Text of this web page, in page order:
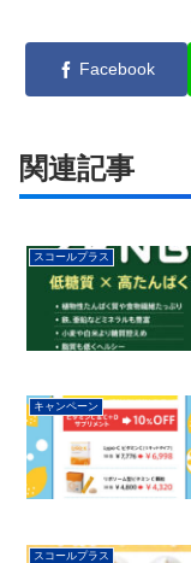
Facebook
関連記事
スコールプラス
キャンペーン
スコールプラス